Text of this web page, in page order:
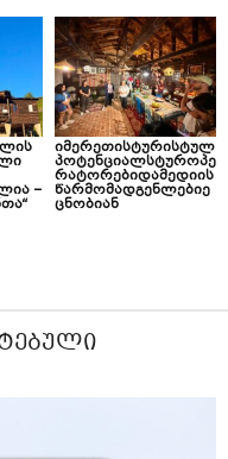
–
იმერეთისტურისტულ
პოტენციალსტუროპე
რატორებიდამედიის
წარმომადგენლებიე
ცნობიან